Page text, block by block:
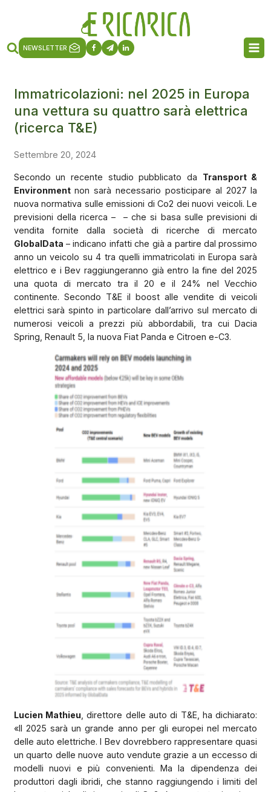
NEWSLETTER
Immatricolazioni: nel 2025 in Europa
una vettura su quattro sarà elettrica
(ricerca T&E)
Settembre 20, 2024
Secondo un recente studio pubblicato da Transport &
Environmentnon sarà necessario posticipare al 2027 la
nuova normativa sulle emissioni di Co2 dei nuovi veicoli. Le
previsioni della ricerca –
– che si basa sulle previsioni di
vendita fornite dalla società di ricerche di mercato
GlobalData – indicano infatti che già a partire dal prossimo
anno un veicolo su 4 tra quelli immatricolati in Europa sarà
elettrico e i Bev raggiungeranno già entro la fine del 2025
una quota di mercato tra il 20 e il 24% nel Vecchio
continente. Secondo T&E il boost alle vendite di veicoli
elettrici sarà spinto in particolare dall’arrivo sul mercato di
numerosi veicoli a prezzi più abbordabili, tra cui Dacia
Spring, Renault 5, la nuova Fiat Panda e Citroen e-C3.
Lucien Mathieu, direttore delle auto di T&E, ha dichiarato:
«Il 2025 sarà un grande anno per gli europei nel mercato
delle auto elettriche. I Bev dovrebbero rappresentare quasi
un quarto delle nuove auto vendute grazie a un eccesso di
modelli nuovi e più convenienti. Ma la dipendenza dei
produttori dagli ibridi, che stanno raggiungendo i limiti del